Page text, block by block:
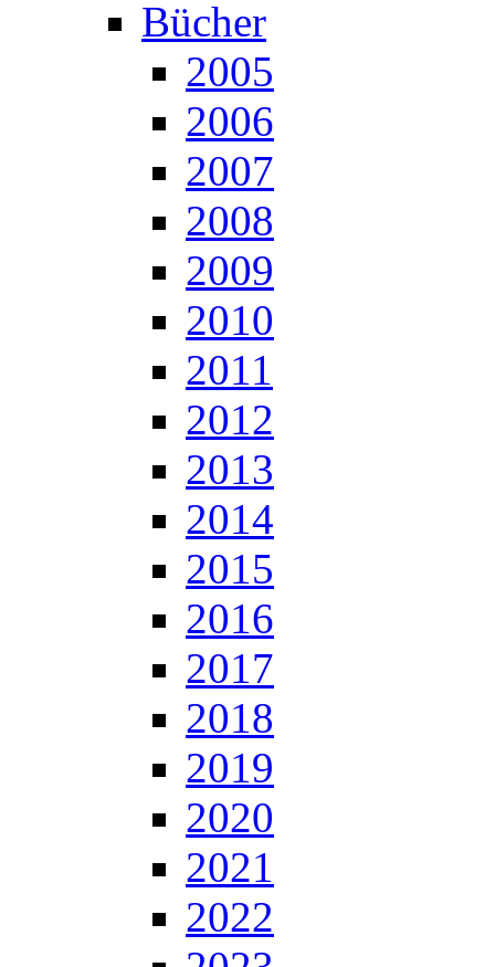
Bücher
2005
2006
2007
2008
2009
2010
2011
2012
2013
2014
2015
2016
2017
2018
2019
2020
2021
2022